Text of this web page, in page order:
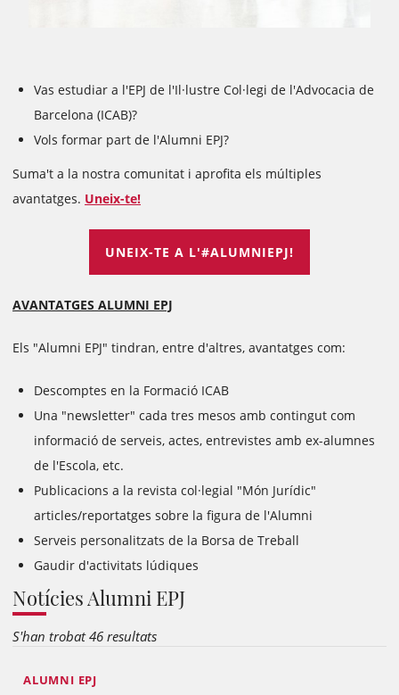
Vas estudiar a l'EPJ de l'Il·lustre Col·legi de l'Advocacia de
Barcelona (ICAB)?
Vols formar part de l'Alumni EPJ?
Suma't a la nostra comunitat i aprofita els múltiples
avantatges. Uneix-te!
UNEIX-TE A L'#ALUMNIEPJ!
AVANTATGES ALUMNI EPJ
Els "Alumni EPJ" tindran, entre d'altres, avantatges com:
Descomptes en la Formació ICAB
Una "newsletter" cada tres mesos amb contingut com
informació de serveis, actes, entrevistes amb ex-alumnes
de l'Escola, etc.
Publicacions a la revista col·legial "Món Jurídic"
articles/reportatges sobre la figura de l'Alumni
Serveis personalitzats de la Borsa de Treball
Gaudir d'activitats lúdiques
Notícies Alumni EPJ
S'han trobat 46 resultats
ALUMNI EPJ